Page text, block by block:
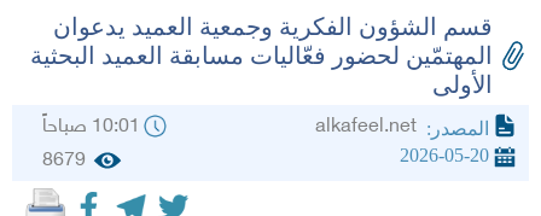
قسم الشؤون الفكرية وجمعية العميد يدعوان
المهتمّين لحضور فعّاليات مسابقة العميد البحثية
الأولى
المصدر: 10:01 صباحاً
2026-05-20
8679